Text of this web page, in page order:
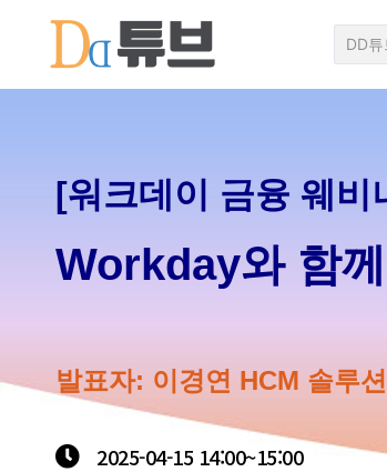
[워크데이 금융 웨비
Workday와 함
발표자: 이경연 HCM 솔루
2025-04-15 14:00~15:00